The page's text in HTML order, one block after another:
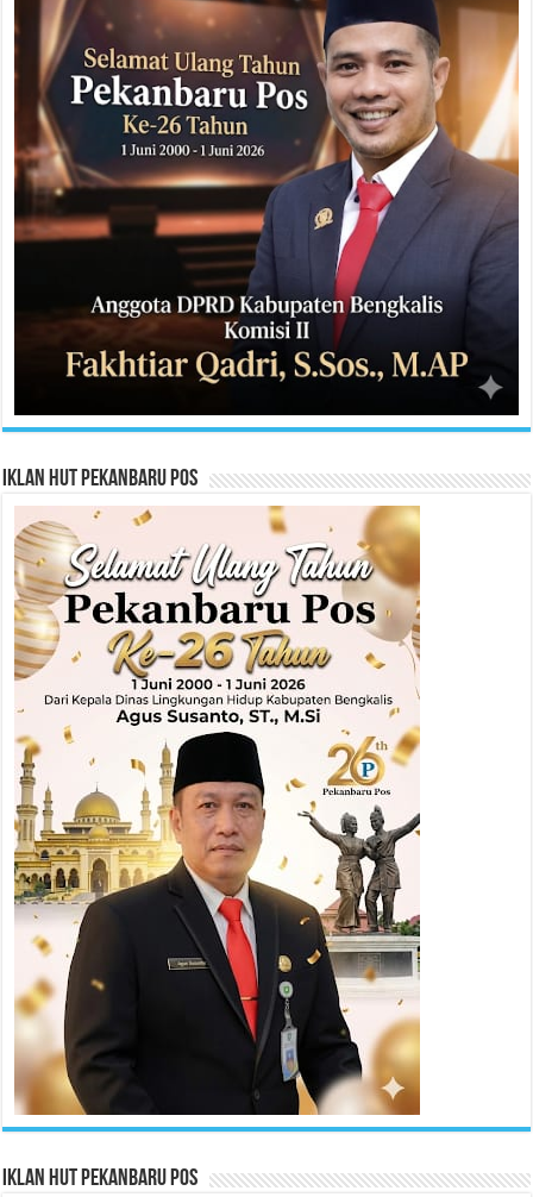
Iklan HUT Pekanbaru Pos
Iklan HUT Pekanbaru Pos